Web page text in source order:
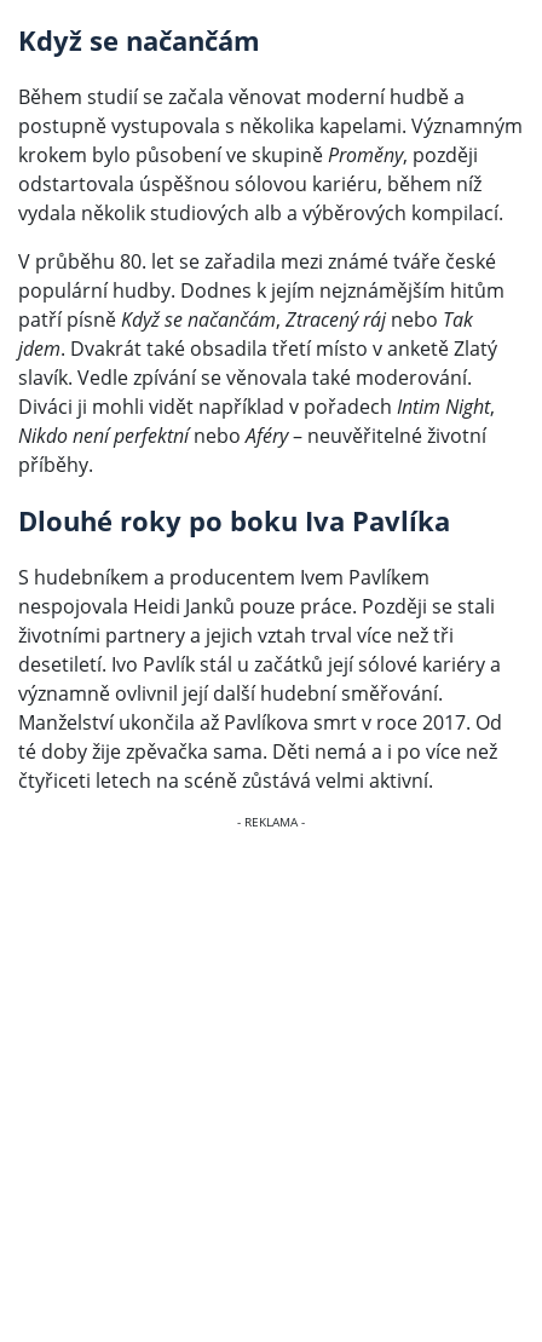
Když se načančám
Během studií se začala věnovat moderní hudbě a
postupně vystupovala s několika kapelami. Významným
krokem bylo působení ve skupiněProměny, později
odstartovala úspěšnou sólovou kariéru, během níž
vydala několik studiových alb a výběrových kompilací.
V průběhu 80. let se zařadila mezi známé tváře české
populární hudby. Dodnes k jejím nejznámějším hitům
patří písněKdyž se načančám, Ztracený rájnebo Tak
jdem. Dvakrát také obsadila třetí místo v anketě Zlatý
slavík. Vedle zpívání se věnovala také moderování.
Diváci ji mohli vidět například v pořadech Intim Night,
Nikdo není perfektníneboAféry– neuvěřitelné životní
příběhy.
Dlouhé roky po boku Iva Pavlíka
S hudebníkem a producentem Ivem Pavlíkem
nespojovala Heidi Janků pouze práce. Později se stali
životními partnery a jejich vztah trval více než tři
desetiletí. Ivo Pavlík stál u začátků její sólové kariéry a
významně ovlivnil její další hudební směřování.
Manželství ukončila až Pavlíkova smrt v roce 2017. Od
té doby žije zpěvačka sama. Děti nemá a i po více než
čtyřiceti letech na scéně zůstává velmi aktivní.